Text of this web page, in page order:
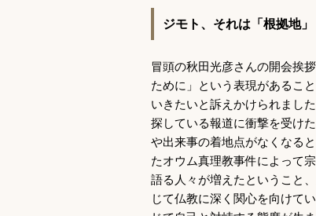
ジモト、それは「根拠地」
冒頭の秋田光彦さんの開会挨
ために」という表現があるこ
いきたいと訴えかけられまし
探している報道に衝撃を受け
や出来事の着地点がなくなる
たオウム真理教事件によって
語る人々が増えたということ
じて仏教に深く関心を向けて